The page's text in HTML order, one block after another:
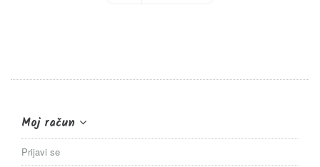
Moj račun
Prijavi se